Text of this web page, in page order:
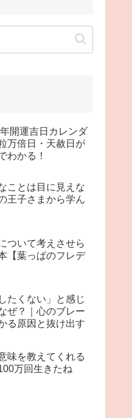
年開運吉日カレンダ
万倍日・天赦日が
わかる！
ことは目に見えな
王子さまから学ん
ついて考えさせら
【葉っぱのフレデ
たくない」と感じ
ぜ？｜心のブレー
る原因と抜け出す
味を教えてくれる
万回生きたね